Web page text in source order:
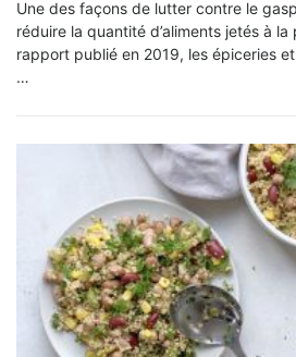
Une des façons de lutter contre le
réduire la quantité d’aliments jetés à la
rapport publié en 2019, les épiceries
…